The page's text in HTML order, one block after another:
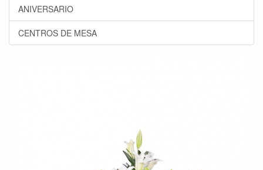
ANIVERSARIO
CENTROS DE MESA